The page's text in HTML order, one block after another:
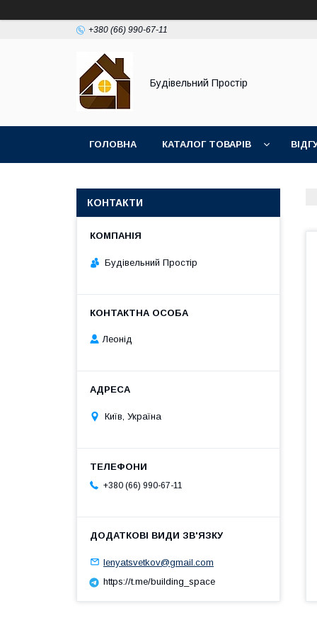
+380 (66) 990-67-11
Будівельний Простір
ГОЛОВНА КАТАЛОГ ТОВАРІВ
КОНТАКТИ
Будівельний Простір
Леонід
Київ, Україна
+380 (66) 990-67-11
lenyatsvetkov@gmail.com
https://t.me/building_space